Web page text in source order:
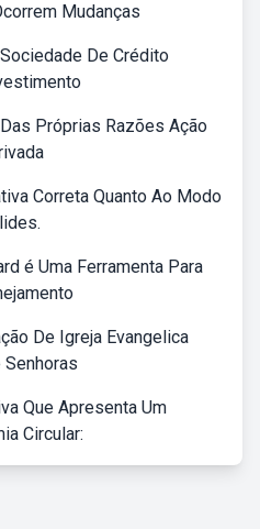
Mudanças
De Crédito
Próprias Razões Ação
Correta Quanto Ao Modo
é Uma Ferramenta Para
De Igreja Evangelica
Que Apresenta Um
Circular: